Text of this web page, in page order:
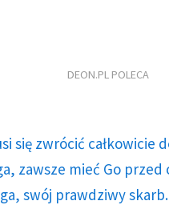
DEON.PL POLECA
się zwrócić całkowicie
zawsze mieć Go
swój prawdziwy